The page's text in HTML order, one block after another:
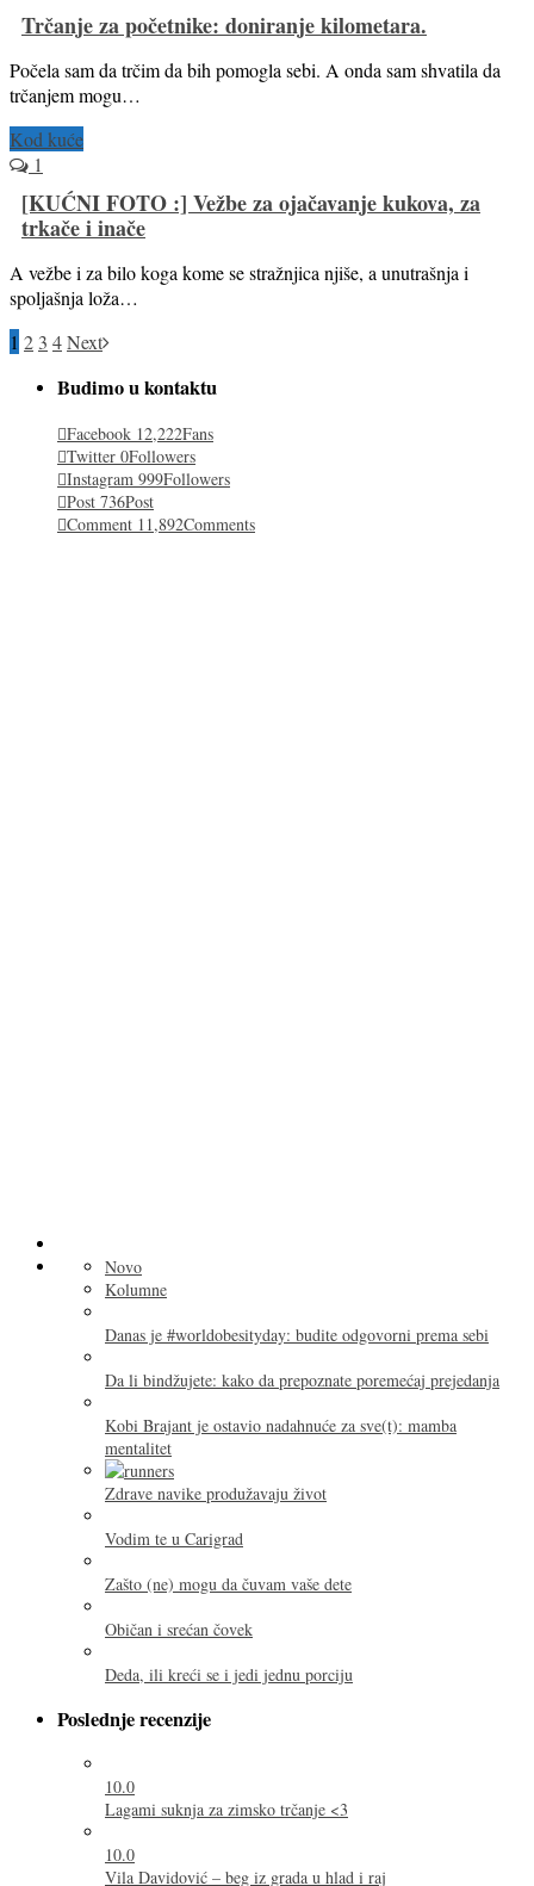
Trčanje za početnike: doniranje kilometara.
Počela sam da trčim da bih pomogla sebi. A onda sam shvatila da
trčanjem mogu…
Kod kuće
1
[KUĆNI FOTO :] Vežbe za ojačavanje kukova, za
trkače i inače
A vežbe i za bilo koga kome se stražnjica njiše, a unutrašnja i
spoljašnja loža…
1 2 3 4Next
Budimo u kontaktu
Facebook 12,222Fans
Twitter 0Followers
Instagram 999Followers
Post 736Post
Comment 11,892Comments
Novo
Kolumne
Danas je #worldobesityday: budite odgovorni prema sebi
Da li bindžujete: kako da prepoznate poremećaj prejedanja
Kobi Brajant je ostavio nadahnuće za sve(t): mamba
mentalitet
Zdrave navike produžavaju život
Vodim te u Carigrad
Zašto (ne) mogu da čuvam vaše dete
Običan i srećan čovek
Deda, ili kreći se i jedi jednu porciju
Poslednje recenzije
10.0
Lagami suknja za zimsko trčanje <3
10.0
Vila Davidović – beg iz grada u hlad i raj